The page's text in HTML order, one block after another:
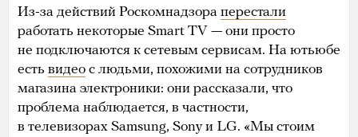
Из-за действий Роскомнадзора перестали
работать некоторые Smart TV — они просто
не подключаются к сетевым сервисам. На ютьюбе
есть видео с людьми, похожими на сотрудников
магазина электроники: они рассказали, что
проблема наблюдается, в частности,
в телевизорах Samsung, Sony и LG. «Мы стоим